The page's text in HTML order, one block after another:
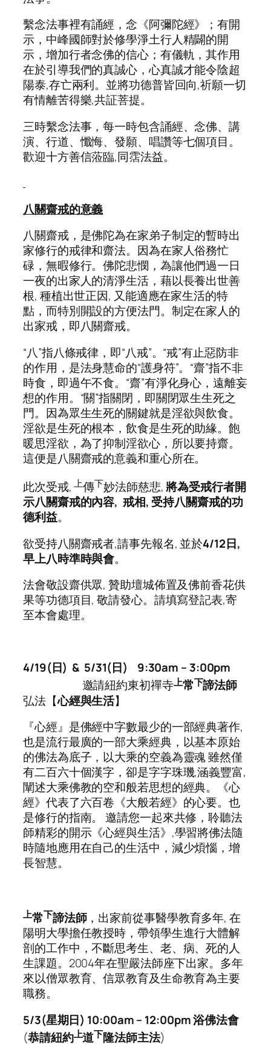
繫念法事裡有誦經，念《阿彌陀經》；有開
示，中峰國師對於修學淨土行人精闢的開
示，增加行者念佛的信心；有儀軌，其作用
在於引導我們的真誠心，心真誠才能令陰超
陽泰,存亡兩利。並將功德普皆回向,祈願一切
有情離苦得樂,共証菩提。
三時繫念法事，每一時包含誦經、念佛、講
演、行道、懺悔、發願、唱讚等七個項目。
歡迎十方善信蒞臨,同霑法益。
八關齋戒的意義
八關齋戒，是佛陀為在家弟子制定的暫時出
家修行的戒律和齋法。因為在家人俗務忙
碌，無暇修行。佛陀悲憫，為讓他們過一日
一夜的出家人的清淨生活，藉以長養出世善
根, 種植出世正因, 又能適應在家生活的特
點，而特別開設的方便法門。制定在家人的
出家戒，即八關齋戒。
“八”指八條戒律，即“八戒”。“戒”有止惡防非
的作用，是法身慧命的“護身符”。“齋”指不非
時食，即過午不食。“齋”有淨化身心，遠離妄
想的作用。“關”指關閉，即關閉眾生生死之
門。因為眾生生死的關鍵就是淫欲與飲食。
淫欲是生死的根本，飲食是生死的助緣。飽
暖思淫欲，為了抑制淫欲心，所以要持齋。
這便是八關齋戒的意義和重心所在。
此次受戒,上傳下妙法師慈悲,將為受戒行者開
示八關齋戒的內容, 戒相, 受持八關齋戒的功
德利益。
欲受持八關齋戒者,請事先報名, 並於4/12日,
早上八時準時與會。
法會敬設齋供眾, 贊助壇城佈置及佛前香花供
果等功德項目, 敬請發心。請填寫登記表,寄
至本會處理。
4/19(日) & 5/31(日) 9:30am – 3:00pm
邀請紐約東初禪寺上常下諦法師
弘法【心經與生活】
『心經』是佛經中字數最少的一部經典著作,
也是流行最廣的一部大乘經典，以基本原始
的佛法為底子，以大乘的空義為靈魂 雖然僅
有二百六十個漢字，卻是字字珠璣,涵義豐富,
闡述大乘佛教的空和般若思想的經典。《心
經》代表了六百卷《大般若經》的心要。也
是修行的指南。 邀請您一起來共修，聆聽法
師精彩的開示《心經與生活》,學習將佛法隨
時隨地應用在自己的生活中，減少煩惱，增
長智慧。
上常下諦法師，出家前從事醫學教育多年, 在
陽明大學擔任教授時，帶領學生進行大體解
剖的工作中，不斷思考生、老、病、死的人
生課題。2004年在聖嚴法師座下出家。多年
來以僧眾教育、信眾教育及生命教育為主要
職務。
5/3(星期日) 10:00am– 12:00pm浴佛法會
(恭請紐約上道下隆法師主法)